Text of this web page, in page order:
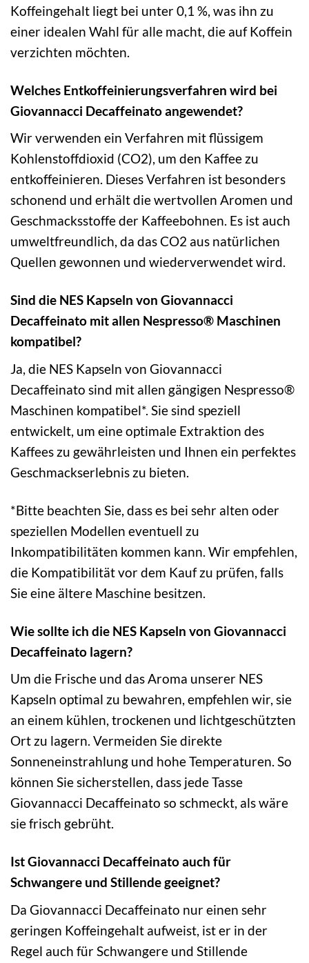
Koffeingehalt liegt bei unter 0,1 %, was ihn zu
einer idealen Wahl für alle macht, die auf Koffein
verzichten möchten.
Welches Entkoffeinierungsverfahren wird bei
Giovannacci Decaffeinato angewendet?
Wir verwenden ein Verfahren mit flüssigem
Kohlenstoffdioxid (CO2), um den Kaffee zu
entkoffeinieren. Dieses Verfahren ist besonders
schonend und erhält die wertvollen Aromen und
Geschmacksstoffe der Kaffeebohnen. Es ist auch
umweltfreundlich, da das CO2 aus natürlichen
Quellen gewonnen und wiederverwendet wird.
Sind die NES Kapseln von Giovannacci
Decaffeinato mit allen Nespresso® Maschinen
kompatibel?
Ja, die NES Kapseln von Giovannacci
Decaffeinato sind mit allen gängigen Nespresso®
Maschinen kompatibel*. Sie sind speziell
entwickelt, um eine optimale Extraktion des
Kaffees zu gewährleisten und Ihnen ein perfektes
Geschmackserlebnis zu bieten.
*Bitte beachten Sie, dass es bei sehr alten oder
speziellen Modellen eventuell zu
Inkompatibilitäten kommen kann. Wir empfehlen,
die Kompatibilität vor dem Kauf zu prüfen, falls
Sie eine ältere Maschine besitzen.
Wie sollte ich die NES Kapseln von Giovannacci
Decaffeinato lagern?
Um die Frische und das Aroma unserer NES
Kapseln optimal zu bewahren, empfehlen wir, sie
an einem kühlen, trockenen und lichtgeschützten
Ort zu lagern. Vermeiden Sie direkte
Sonneneinstrahlung und hohe Temperaturen. So
können Sie sicherstellen, dass jede Tasse
Giovannacci Decaffeinato so schmeckt, als wäre
sie frisch gebrüht.
Ist Giovannacci Decaffeinato auch für
Schwangere und Stillende geeignet?
Da Giovannacci Decaffeinato nur einen sehr
geringen Koffeingehalt aufweist, ist er in der
Regel auch für Schwangere und Stillende